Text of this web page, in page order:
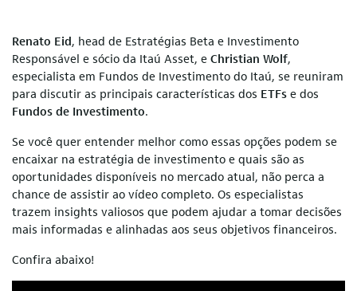
Renato Eid, head de Estratégias Beta e Investimento
Responsável e sócio da Itaú Asset, e Christian Wolf,
especialista em Fundos de Investimento do Itaú, se reuniram
para discutir as principais características dos ETFs e dos
Fundos de Investimento.
Se você quer entender melhor como essas opções podem se
encaixar na estratégia de investimento e quais são as
oportunidades disponíveis no mercado atual, não perca a
chance de assistir ao vídeo completo. Os especialistas
trazem insights valiosos que podem ajudar a tomar decisões
mais informadas e alinhadas aos seus objetivos financeiros.
Confira abaixo!